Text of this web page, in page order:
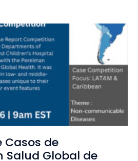
Casos de
Salud Global de